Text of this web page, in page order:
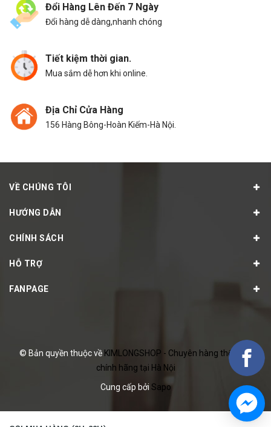
Đổi Hàng Lên Đến 7 Ngày
Đổi hàng dễ dàng,nhanh chóng
Tiết kiệm thời gian.
Mua sắm dễ hơn khi online.
Địa Chỉ Cửa Hàng
156 Hàng Bông-Hoàn Kiếm-Hà Nội.
VỀ CHÚNG TÔI
HƯỚNG DẪN
CHÍNH SÁCH
HỖ TRỢ
FANPAGE
© Bản quyền thuộc về KIMLONGSHOP - Chuyên hàng thể thao
chính hãng tại Hà Nội
Cung cấp bởi Sapo